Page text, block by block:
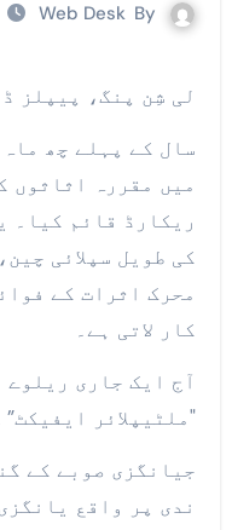
Web Desk
لی شِن پنگ، پیپلز
سال کے پہلے چھ
میں مقررہ اثاثوں
ریکارڈ قائم کیا۔
کی طویل سپلائی
محرک اثرات کے
کار لاتی ہے۔
آج ایک جاری
"ملٹیپلائر
جیانگزی صوبے کے
ندی پر واقع